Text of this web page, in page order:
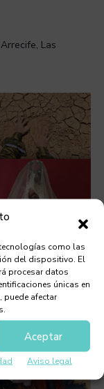
como las
del dispositivo. El
procesar datos
únicas en
puede afectar
Aceptar
Aviso legal
Las
Las